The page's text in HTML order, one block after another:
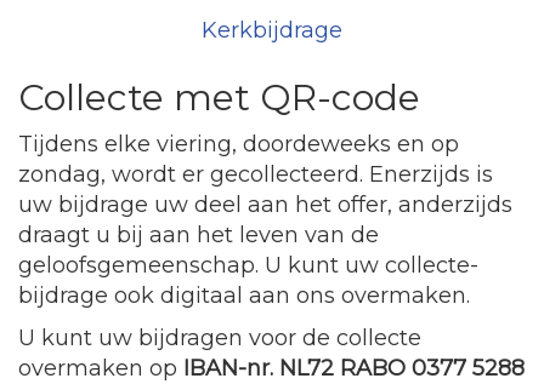
Kerkbijdrage
Collecte met QR-code
Tijdens elke viering, doordeweeks en op
zondag, wordt er gecollecteerd. Enerzijds is
uw bijdrage uw deel aan het offer, anderzijds
draagt u bij aan het leven van de
geloofsgemeenschap. U kunt uw collecte-
bijdrage ook digitaal aan ons overmaken.
U kunt uw bijdragen voor de collecte
overmaken op IBAN-nr. NL72 RABO 0377 5288